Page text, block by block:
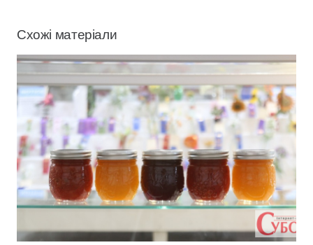
Схожі матеріали